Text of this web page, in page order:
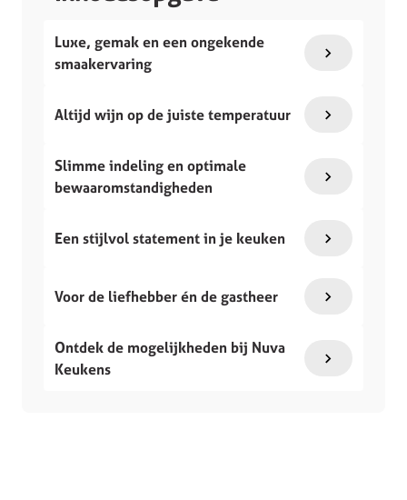
Luxe, gemak en een ongekende
smaakervaring
Altijd wijn op de juiste temperatuur
Slimme indeling en optimale
bewaaromstandigheden
Een stijlvol statement in je keuken
Voor de liefhebber én de gastheer
Ontdek de mogelijkheden bij Nuva
Keukens